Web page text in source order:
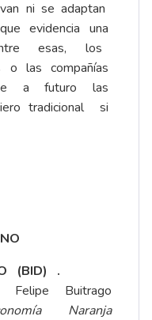
ni se adaptan
evidencia una
esas, los
o las compañías
a futuro las
tradicional si
(BID) .
Buitrago
Naranja